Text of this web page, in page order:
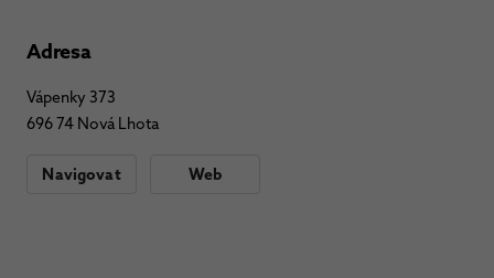
Adresa
Vápenky 373
696 74 Nová Lhota
Navigovat Web